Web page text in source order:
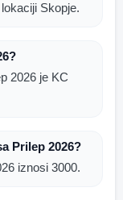
Skopje.
2026 je KC
Prilep 2026?
iznosi 3000.